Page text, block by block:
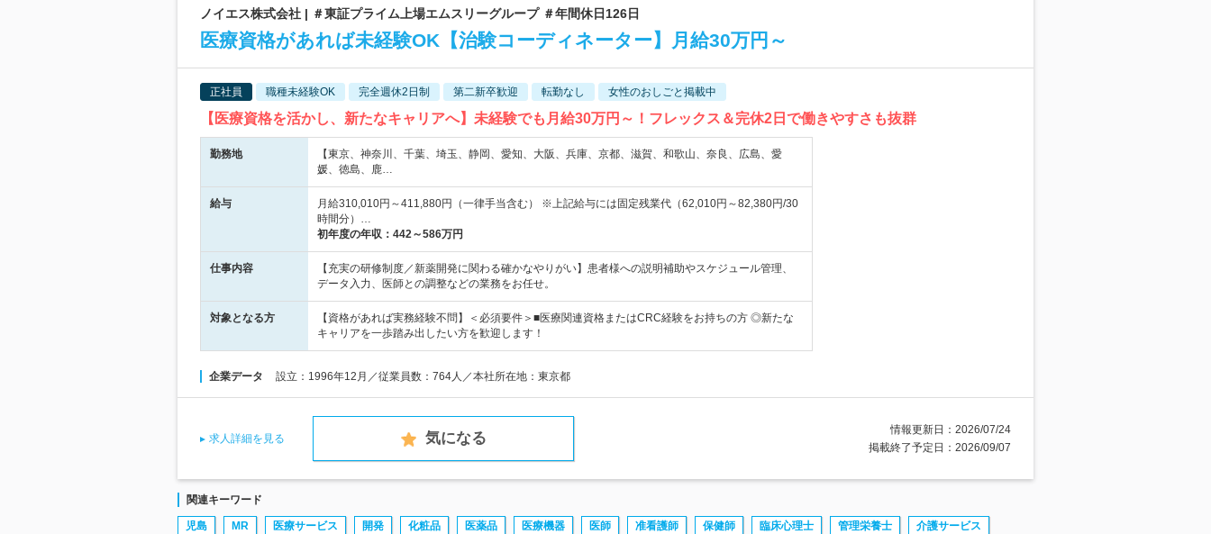
ノイエス株式会社 | ＃東証プライム上場エムスリーグループ ＃年間休日126日
医療資格があれば未経験OK【治験コーディネーター】月給30万円～
正社員 職種未経験OK 完全週休2日制 第二新卒歓迎 転勤なし 女性のおしごと掲載中
【医療資格を活かし、新たなキャリアへ】未経験でも月給30万円～！フレックス＆完休2日で働きやすさも抜群
勤務地
【東京、神奈川、千葉、埼玉、静岡、愛知、大阪、兵庫、京都、滋賀、和歌山、奈良、広島、愛
媛、徳島、鹿…
給与
月給310,010円～411,880円（一律手当含む） ※上記給与には固定残業代（62,010円～82,380円/30
時間分）…
初年度の年収： 442～586万円
仕事内容
【充実の研修制度／新薬開発に関わる確かなやりがい】患者様への説明補助やスケジュール管理、
データ入力、医師との調整などの業務をお任せ。
対象となる方
【資格があれば実務経験不問】＜必須要件＞■医療関連資格またはCRC経験をお持ちの方 ◎新たな
キャリアを一歩踏み出したい方を歓迎します！
企業データ 設立：1996年12月／従業員数：764人／本社所在地：東京都
求人詳細を見る 気になる
情報更新日：2026/07/24
掲載終了予定日：2026/09/07
関連キーワード
児島 MR 医療サービス 開発 化粧品 医薬品 医療機器 医師 准看護師 保健師 臨床心理士 管理栄養士 介護サービス